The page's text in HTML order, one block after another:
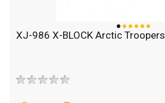
XJ-986 X-BLOCK Arctic Troopers